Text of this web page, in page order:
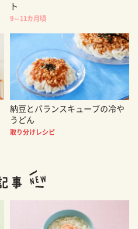
ト
9～11カ月頃
納豆とバランスキューブの冷や
うどん
取り分けレシピ